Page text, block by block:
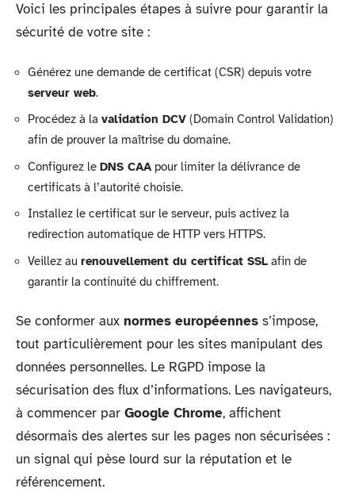
Voici les principales étapes à suivre pour garantir la
sécurité de votre site :
Générez une demande de certificat (CSR) depuis votre
serveur web.
Procédez à la validation DCV (Domain Control Validation)
afin de prouver la maîtrise du domaine.
Configurez le DNS CAA pour limiter la délivrance de
certificats à l’autorité choisie.
Installez le certificat sur le serveur, puis activez la
redirection automatique de HTTP vers HTTPS.
Veillez au renouvellement du certificat SSL afin de
garantir la continuité du chiffrement.
Se conformer aux normes européennes s’impose,
tout particulièrement pour les sites manipulant des
données personnelles. Le RGPD impose la
sécurisation des flux d’informations. Les navigateurs,
à commencer par Google Chrome, affichent
désormais des alertes sur les pages non sécurisées :
un signal qui pèse lourd sur la réputation et le
référencement.